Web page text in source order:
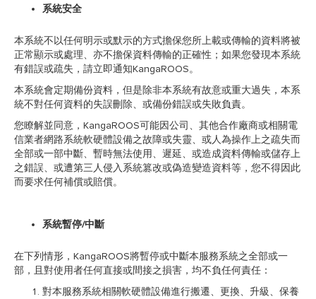
系統安全
本系統不以任何明示或默示的方式擔保您所上載或傳輸的資料將被
正常顯示或處理、亦不擔保資料傳輸的正確性；如果您發現本系統
有錯誤或疏失，請立即通知KangaROOS。
本系統會定期備份資料，但是除非本系統有故意或重大過失，本系
統不對任何資料的失誤刪除、或備份錯誤或失敗負責。
您瞭解並同意，KangaROOS可能因公司、其他合作廠商或相關電
信業者網路系統軟硬體設備之故障或失靈、或人為操作上之疏失而
全部或一部中斷、暫時無法使用、遲延、或造成資料傳輸或儲存上
之錯誤、或遭第三人侵入系統篡改或偽造變造資料等，您不得因此
而要求任何補償或賠償。
系統暫停/中斷
在下列情形，KangaROOS將暫停或中斷本服務系統之全部或一
部，且對使用者任何直接或間接之損害，均不負任何責任：
對本服務系統相關軟硬體設備進行搬遷、更換、升級、保養